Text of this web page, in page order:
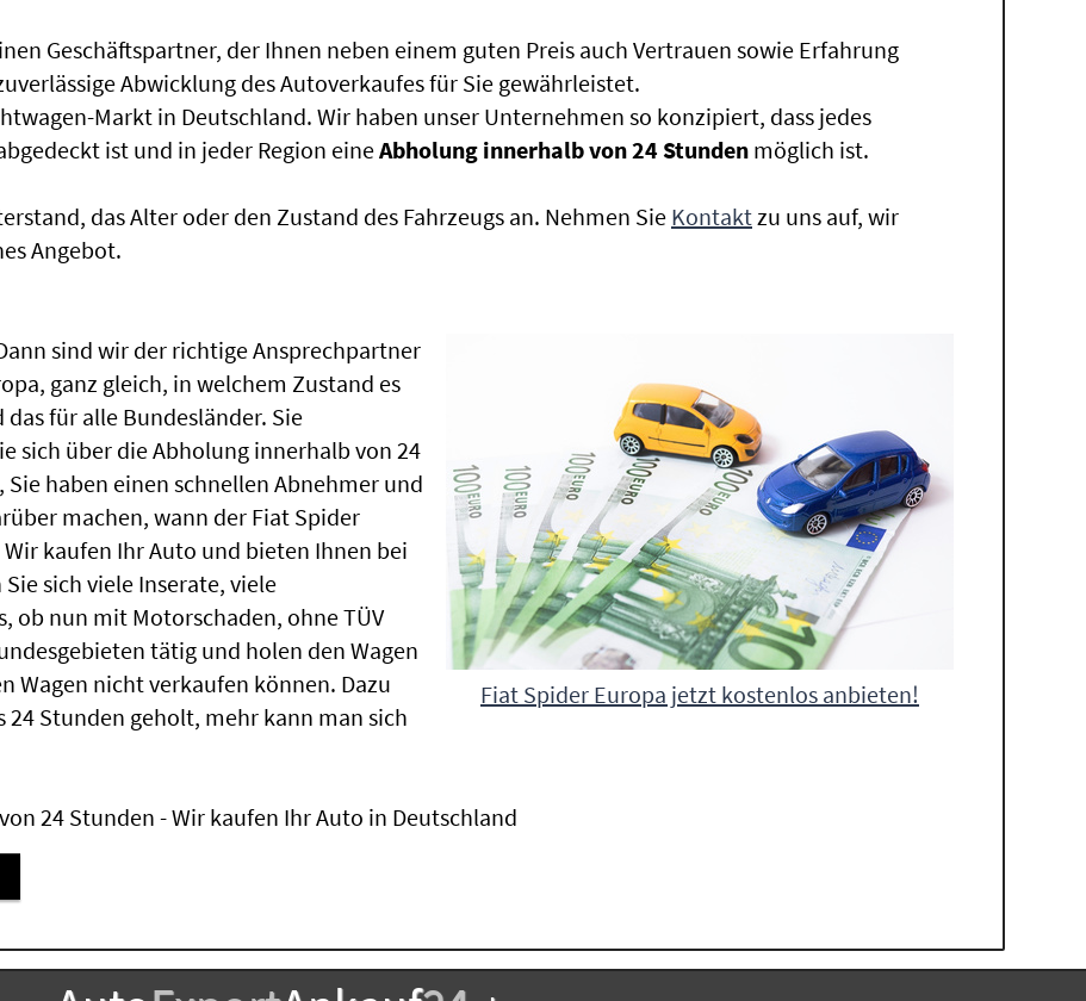
Geschäftspartner, der Ihnen neben einem guten Preis auch Vertrauen sowie Erfahrung
Abwicklung des Autoverkaufes für Sie gewährleistet.
Markt in Deutschland. Wir haben unser Unternehmen so konzipiert, dass jedes
ist und in jeder Region eineAbholung innerhalb von 24 Stunden möglich ist.
das Alter oder den Zustand des Fahrzeugs an. Nehmen Sie Kontaktzu uns auf, wir
Angebot.
Fiat Spider Europa jetzt kostenlos anbieten!
sind wir der richtige Ansprechpartner
ganz gleich, in welchem Zustand es
für alle Bundesländer. Sie
sich über die Abholung innerhalb von 24
haben einen schnellen Abnehmer und
machen, wann der Fiat Spider
kaufen Ihr Auto und bieten Ihnen bei
sich viele Inserate, viele
ob nun mit Motorschaden, ohne TÜV
tätig und holen den Wagen
Wagen nicht verkaufen können. Dazu
24 Stunden geholt, mehr kann man sich
24 Stunden - Wir kaufen Ihr Auto in Deutschland